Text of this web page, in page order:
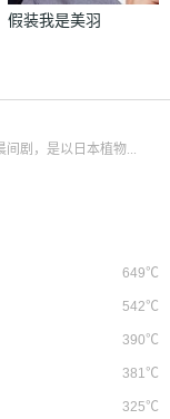
假装我是美羽
剧，是以日本植物...
649℃
542℃
390℃
381℃
325℃